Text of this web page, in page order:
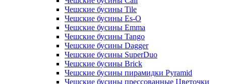
Чешские бусины Tile
Чешские бусины Es-O
Чешские бусины Emma
Чешские бусины Tango
Чешские бусины Dagger
Чешские бусины SuperDuo
Чешские бусины Brick
Чешские бусины пирамидки Pyramid
Чешские бусины прессованные Цветочки